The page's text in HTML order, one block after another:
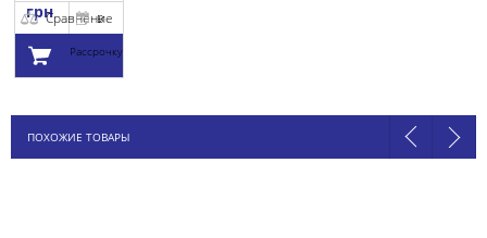
грнСравнение
В
Рассрочку
корзину
ПОХОЖИЕ ТОВАРЫ